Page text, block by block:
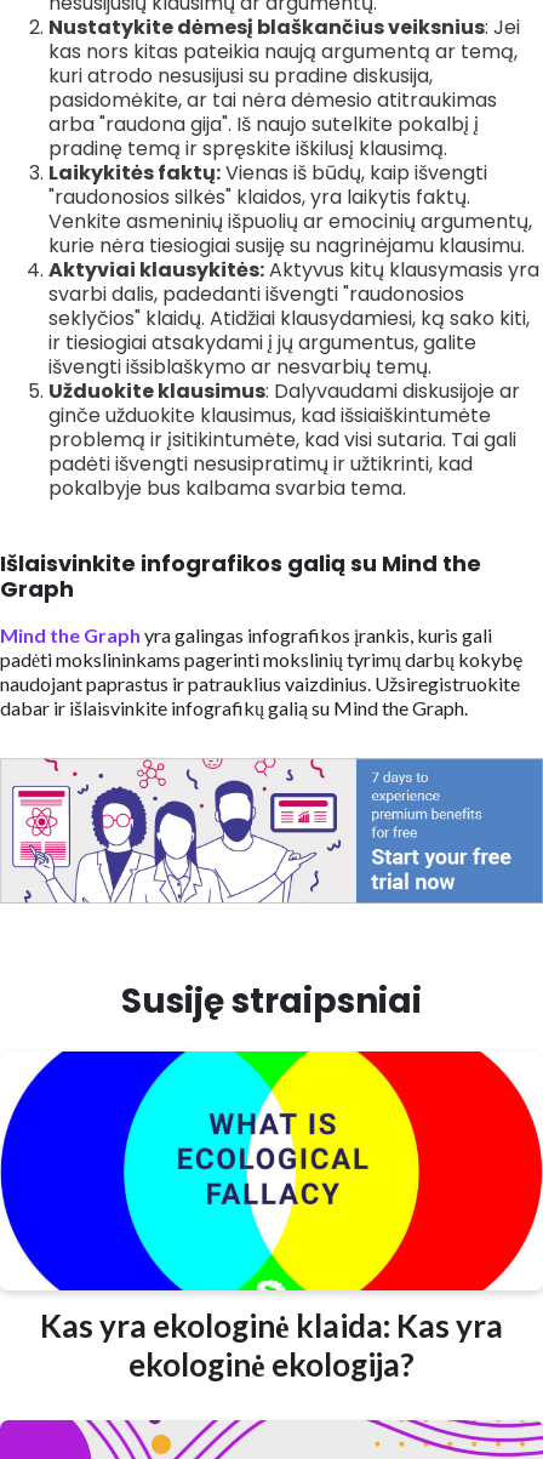
Nustatykite dėmesį blaškančius veiksnius: Jei
kas nors kitas pateikia naują argumentą ar temą,
kuri atrodo nesusijusi su pradine diskusija,
pasidomėkite, ar tai nėra dėmesio atitraukimas
arba "raudona gija". Iš naujo sutelkite pokalbį į
pradinę temą ir spręskite iškilusį klausimą.
Laikykitės faktų:Vienas iš būdų, kaip išvengti
"raudonosios silkės" klaidos, yra laikytis faktų.
Venkite asmeninių išpuolių ar emocinių argumentų,
kurie nėra tiesiogiai susiję su nagrinėjamu klausimu.
Aktyviai klausykitės:Aktyvus kitų klausymasis yra
svarbi dalis, padedanti išvengti "raudonosios
seklyčios" klaidų. Atidžiai klausydamiesi, ką sako kiti,
ir tiesiogiai atsakydami į jų argumentus, galite
išvengti išsiblaškymo ar nesvarbių temų.
Užduokite klausimus: Dalyvaudami diskusijoje ar
ginče užduokite klausimus, kad išsiaiškintumėte
problemą ir įsitikintumėte, kad visi sutaria. Tai gali
padėti išvengti nesusipratimų ir užtikrinti, kad
pokalbyje bus kalbama svarbia tema.
Išlaisvinkite infografikos galią su Mind the
Graph
Mind the Graph yra galingas infografikos įrankis, kuris gali
padėti mokslininkams pagerinti mokslinių tyrimų darbų kokybę
naudojant paprastus ir patrauklius vaizdinius. Užsiregistruokite
dabar ir išlaisvinkite infografikų galią su Mind the Graph.
Susiję straipsniai
Kas yra ekologinė klaida: Kas yra
ekologinė ekologija?